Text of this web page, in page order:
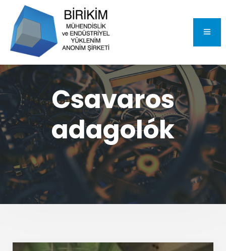
Csavaros
adagolók